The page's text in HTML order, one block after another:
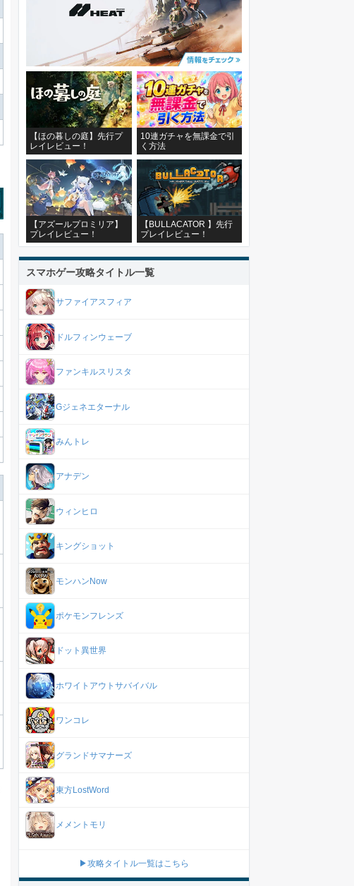
【ほの暮しの庭】先行プ
レイレビュー！
10連ガチャを無課金で引
く方法
【アズールプロミリア】
プレイレビュー！
【BULLACATOR 】先行
プレイレビュー！
スマホゲー攻略タイトル一覧
サファイアスフィア
ドルフィンウェーブ
ファンキルスリスタ
Gジェネエターナル
みんトレ
アナデン
ウィンヒロ
キングショット
モンハンNow
ポケモンフレンズ
ドット異世界
ホワイトアウトサバイバル
ワンコレ
グランドサマナーズ
東方LostWord
メメントモリ
▶攻略タイトル一覧はこちら